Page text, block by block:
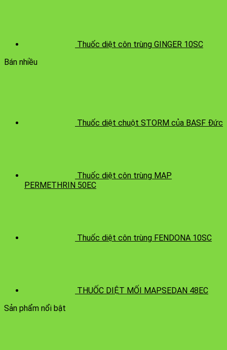
Thuốc diệt côn trùng GINGER 10SC
Bán nhiều
Thuốc diệt chuột STORM của BASF Đức
Thuốc diệt côn trùng MAP
PERMETHRIN 50EC
Thuốc diệt côn trùng FENDONA 10SC
THUỐC DIỆT MỐI MAPSEDAN 48EC
Sản phẩm nổi bật